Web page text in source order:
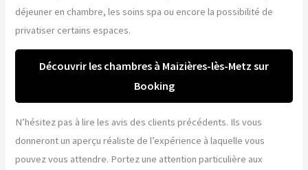
déjeuner en chambre, les soins spa ou encore la possibilité de
privatiser certains espaces.
Découvrir les chambres à Maizières-lès-Metz sur
Booking
N’hésitez pas à lire les avis des clients précédents. Ils vous
donneront un aperçu réaliste de l’expérience à laquelle vous
pouvez vous attendre. Portez une attention particulière aux